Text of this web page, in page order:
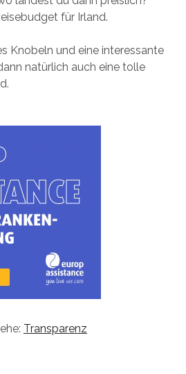
für Irland.
Knobeln und eine interessante
natürlich auch eine tolle
Transparenz